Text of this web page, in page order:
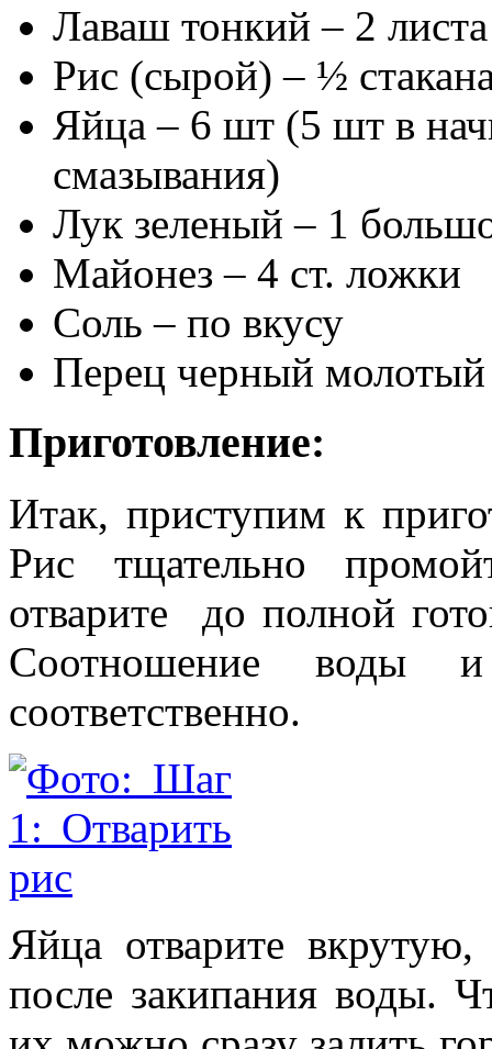
Лаваш тонкий – 2 листа
Рис (сырой) – ½
Яйца – 6 шт (5 шт в
смазывания)
Лук зеленый – 1
Майонез – 4 ст. ложки
Соль – по вкусу
Перец черный молотый
Приготовление:
Итак, приступим к
Рис тщательно
отварите до полной
Соотношение воды
соответственно.
Яйца отварите
после закипания воды.